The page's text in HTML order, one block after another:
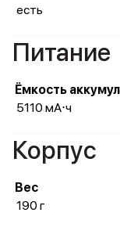
есть
Питание
Ёмкость
5110 мА⋅ч
Корпус
Вес
190 г